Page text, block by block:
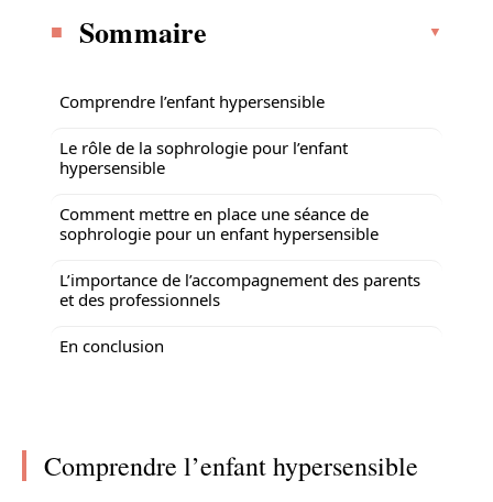
Sommaire
Comprendre l’enfant hypersensible
Le rôle de la sophrologie pour l’enfant
hypersensible
Comment mettre en place une séance de
sophrologie pour un enfant hypersensible
L’importance de l’accompagnement des parents
et des professionnels
En conclusion
Comprendre l’enfant hypersensible